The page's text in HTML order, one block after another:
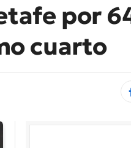
por
cuarto